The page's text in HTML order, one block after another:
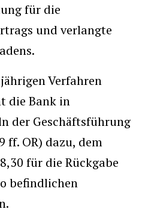
für die
und verlangte
Verfahren
die Bank in
der Geschäftsführung
ff. OR) dazu, dem
für die Rückgabe
befindlichen